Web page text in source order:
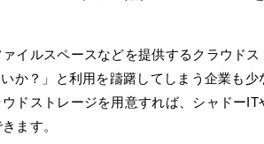
イルスペースなどを提供するクラウドス
か？」と利用を躊躇してしまう企業も少
ドストレージを用意すれば、シャドーIT
ます。